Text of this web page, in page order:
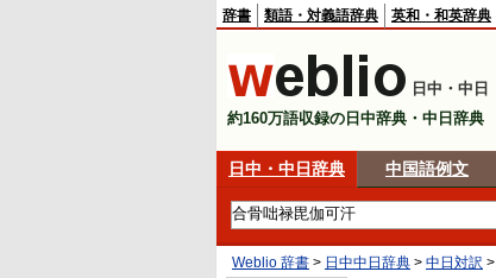
辞書 類語・対義語辞典 英和・和英辞典
日中・中日
約160万語収録の日中辞典・中日辞典
日中・中日辞典 中国語例文
Weblio 辞書 > 日中中日辞典 > 中日対訳 >